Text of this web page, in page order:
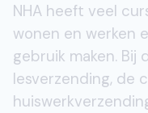
NHA heeft veel
wonen en werken
gebruik maken. Bij
lesverzending, de